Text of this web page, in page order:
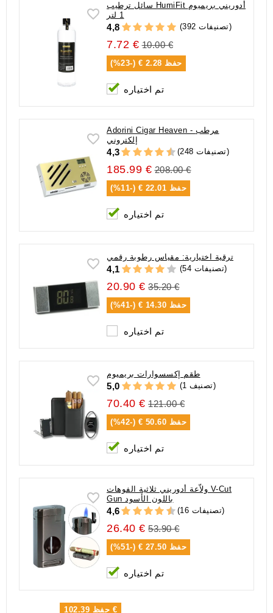
سائل ترطيب HumiFit أدوريني بريميوم
1 لتر
4,8 (392 تصنيفات)
7.72 € 10.00 €
حفظ 2.28 € (-23%)
تم اختياره
Adorini Cigar Heaven - مرطب
إلكتروني
4,3 (248 تصنيفات)
185.99 € 208.00 €
حفظ 22.01 € (-11%)
تم اختياره
ترقية اختيارية: مقياس رطوبة رقمي
4,1 (54 تصنيفات)
20.90 € 35.20 €
حفظ 14.30 € (-41%)
تم اختياره
طقم إكسسوارات بريميوم
5,0 (1 تصنيف)
70.40 € 121.00 €
حفظ 50.60 € (-42%)
تم اختياره
ولاّعة أدوريني ثلاثية الفوهات V-Cut
Gun باللون الأسود
4,6 (16 تصنيفات)
26.40 € 53.90 €
حفظ 27.50 € (-51%)
تم اختياره
حفظ 102.39 €